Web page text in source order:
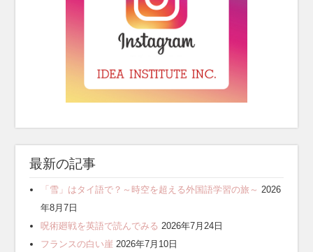
最新の記事
「雪」はタイ語で？～時空を超える外国語学習の旅～ 2026
年8月7日
呪術廻戦を英語で読んでみる 2026年7月24日
フランスの白い崖 2026年7月10日